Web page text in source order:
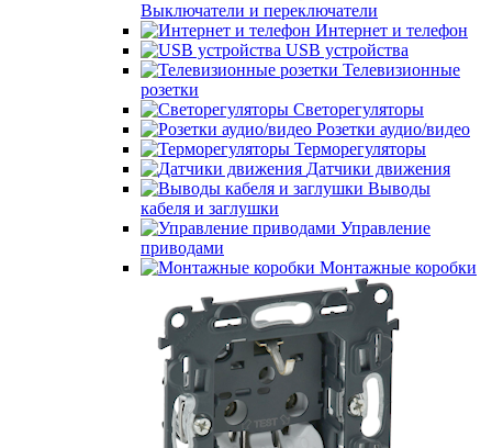
Выключатели и переключатели
Интернет и телефон
USB устройства
Телевизионные
розетки
Светорегуляторы
Розетки аудио/видео
Терморегуляторы
Датчики движения
Выводы
кабеля и заглушки
Управление
приводами
Монтажные коробки